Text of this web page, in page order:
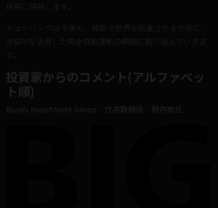
採用に使用します。
チューリングは今後も、技術で世界を前進させるために、
生成AIを活用した完全自動運転の開発に取り組んでいきま
す。
投資家からのコメント(アルファベッ
ト順)
Bonds Investment Group 代表取締役 野内敦氏